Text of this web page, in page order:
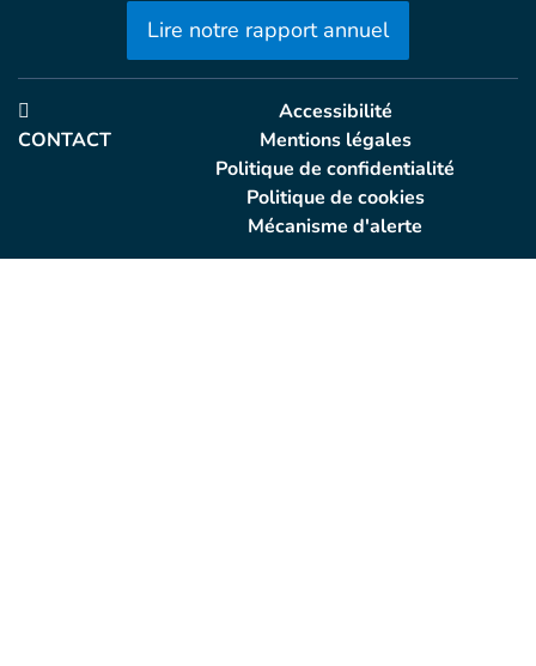
Lire notre rapport annuel
CONTACT
Accessibilité
Mentions légales
Politique de confidentialité
Politique de cookies
Mécanisme d'alerte